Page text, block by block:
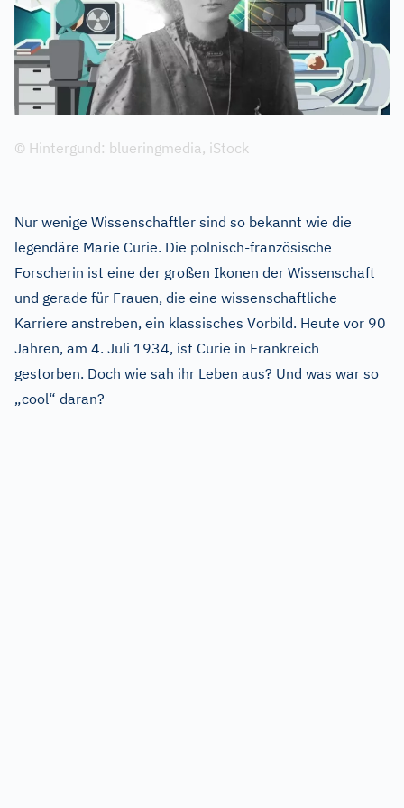
© Hintergund: blueringmedia, iStock
Nur wenige Wissenschaftler sind so bekannt wie die
legendäre Marie Curie. Die polnisch-französische
Forscherin ist eine der großen Ikonen der Wissenschaft
und gerade für Frauen, die eine wissenschaftliche
Karriere anstreben, ein klassisches Vorbild. Heute vor 90
Jahren, am 4. Juli 1934, ist Curie in Frankreich
gestorben. Doch wie sah ihr Leben aus? Und was war so
„cool“ daran?